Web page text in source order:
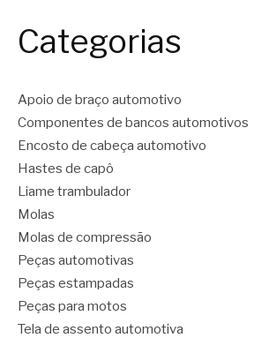
Categorias
Apoio de braço automotivo
Componentes de bancos automotivos
Encosto de cabeça automotivo
Hastes de capô
Liame trambulador
Molas
Molas de compressão
Peças automotivas
Peças estampadas
Peças para motos
Tela de assento automotiva